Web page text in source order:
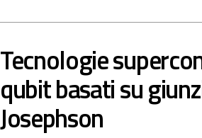
Tecnologie
qubit basati su
Josephson